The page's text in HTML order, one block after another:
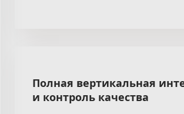
Полная вертикальная
и контроль качества